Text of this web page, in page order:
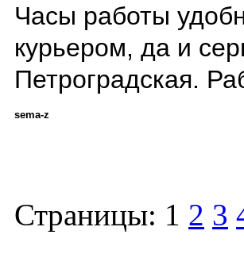
Часы работы
курьером, да и
Петроградская.
sema-z
Страницы: 1 2 3